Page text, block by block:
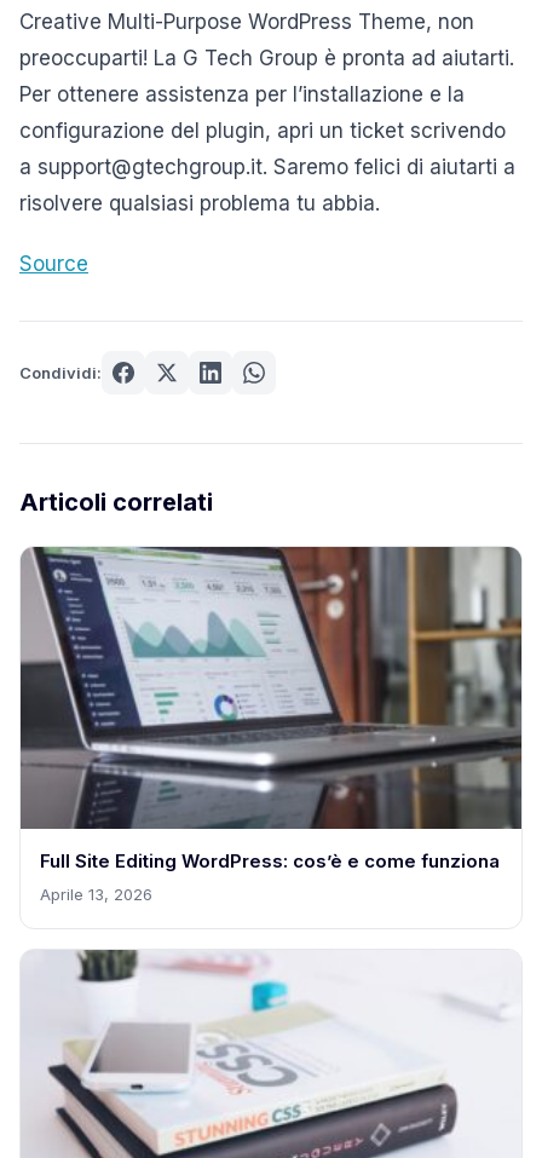
Creative Multi-Purpose WordPress Theme, non
preoccuparti! La G Tech Group è pronta ad aiutarti.
Per ottenere assistenza per l’installazione e la
configurazione del plugin, apri un ticket scrivendo
a support@gtechgroup.it. Saremo felici di aiutarti a
risolvere qualsiasi problema tu abbia.
Source
Condividi:
Articoli correlati
Full Site Editing WordPress: cos’è e come funziona
Aprile 13, 2026